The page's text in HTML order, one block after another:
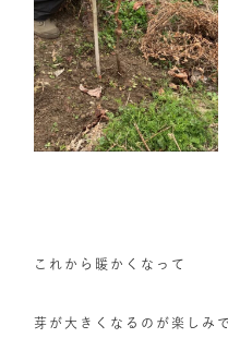
これから暖かくなって
芽が大きくなるのが楽しみ